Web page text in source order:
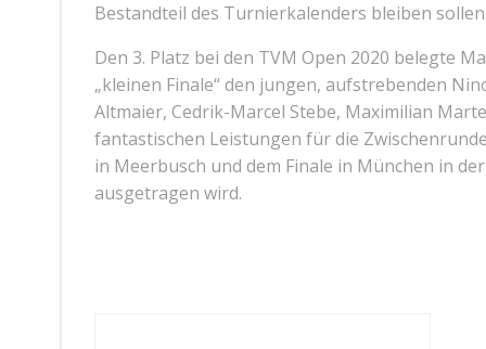
Bestandteil des Turnierkalenders bleiben
Den 3. Platz bei den TVM Open 2020 belegte
„kleinen Finale“ den jungen, aufstrebenden
Altmaier, Cedrik-Marcel Stebe, Maximilian
fantastischen Leistungen für die
in Meerbusch und dem Finale in München in
ausgetragen wird.